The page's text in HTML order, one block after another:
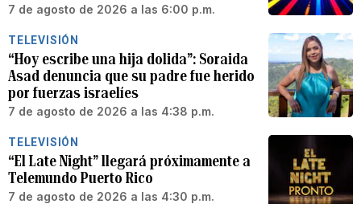
7 de agosto de 2026 a las 6:00 p.m.
TELEVISIÓN
“Hoy escribe una hija dolida”: Soraida
Asad denuncia que su padre fue herido
por fuerzas israelíes
7 de agosto de 2026 a las 4:38 p.m.
TELEVISIÓN
“El Late Night” llegará próximamente a
Telemundo Puerto Rico
7 de agosto de 2026 a las 4:30 p.m.